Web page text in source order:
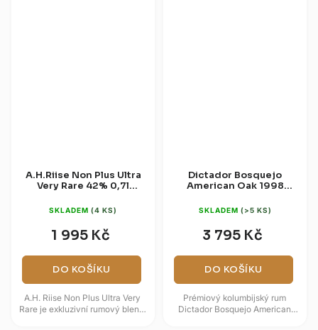
A.H.Riise Non Plus Ultra
Very Rare 42% 0,7l
SKLADEM (4 KS)
1 995 Kč
DO KOŠÍKU
A.H. Riise Non Plus Ultra Very
Rare je exkluzivní rumový blend,
Dictador Bosquejo
American Oak 1998
SKLADEM (>5 KS)
3 795 Kč
DO KOŠÍKU
Prémiový kolumbijský rum
Dictador Bosquejo American